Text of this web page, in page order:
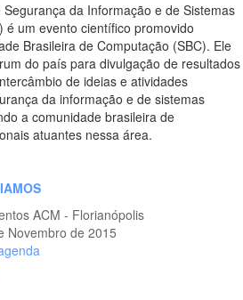
da Informação e de Sistemas
é um evento científico promovido
Brasileira de Computação (SBC). Ele
do país para divulgação de resultados
de ideias e atividades
da informação e de sistemas
a comunidade brasileira de
atuantes nessa área.
ACM - Florianópolis
Novembro de 2015